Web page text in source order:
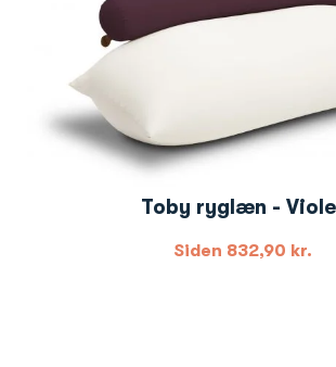
Toby ryglæn -
Siden 832,90 kr.